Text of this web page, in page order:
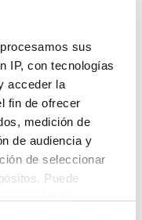
procesamos sus
IP, con tecnologías
acceder la
fin de ofrecer
medición de
de audiencia y
de seleccionar
Puede
como
aquí.
estás